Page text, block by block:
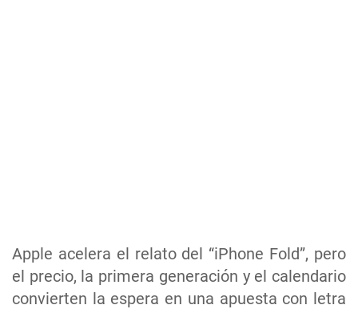
Apple acelera el relato del “iPhone Fold”, pero
el precio, la primera generación y el calendario
convierten la espera en una apuesta con letra